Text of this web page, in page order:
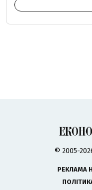
© 2005-
РЕКЛАМА